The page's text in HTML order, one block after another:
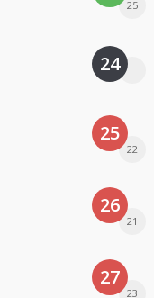
25
24
25
22
26
21
27
23